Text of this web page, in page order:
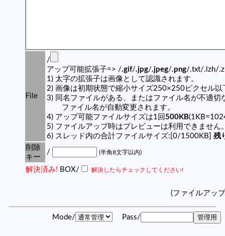
File
/
アップ可能拡張子=> /.gif/.jpg/.jpeg/.png/.txt/.lzh/
1) 太字の拡張子は画像として認識されます。
2) 画像は初期状態で縮小サイズ250×250ピクセル以
3) 同名ファイルがある、またはファイル名が不適切
ファイル名が自動変更されます。
4) アップ可能ファイルサイズは1回 500KB
5) ファイルアップ時はプレビューは利用できません
6) スレッド内の合計ファイルサイズ:[0/1500KB] 残
削除
キー
/ (半角8文字以内)
解決済み! BOX/ 解決したらチェックしてください!
(ファイルアッ
Mode/ Pass/